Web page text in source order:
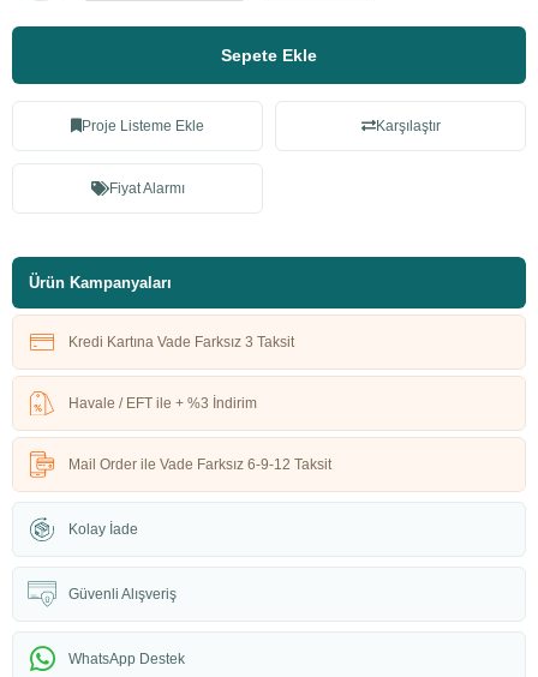
Sepete Ekle
Proje Listeme Ekle Karşılaştır
Fiyat Alarmı
Ürün Kampanyaları
Kredi Kartına Vade Farksız 3 Taksit
Havale / EFT ile + %3 İndirim
Mail Order ile Vade Farksız 6-9-12 Taksit
Kolay İade
Güvenli Alışveriş
WhatsApp Destek